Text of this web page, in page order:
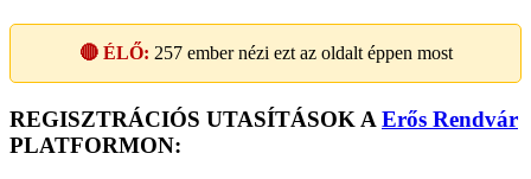
🔴 ÉLŐ: 257ember nézi ezt az oldalt éppen most
REGISZTRÁCIÓS UTASÍTÁSOK A Erős Rendvár
PLATFORMON: